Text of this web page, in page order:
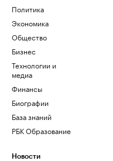
Политика
Экономика
Общество
Бизнес
Технологии и
медиа
Финансы
Биографии
База знаний
РБК Образование
Новости